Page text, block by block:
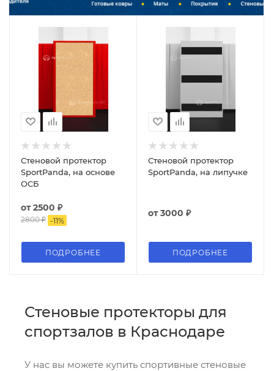
Стеновой протектор
SportPanda, на основе
ОСБ
от2500 ₽
2800 ₽ -11%
ПОДРОБНЕЕ
Стеновой протектор
SportPanda, на липучке
от3000 ₽
ПОДРОБНЕЕ
Стеновые протекторы для
спортзалов в Краснодаре
У нас вы можете купить спортивные стеновые